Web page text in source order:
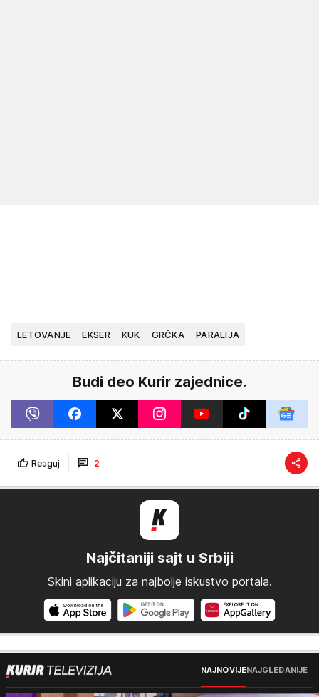
LETOVANJE EKSER KUK GRČKA PARALIJA
Budi deo Kurir zajednice.
Reaguj 2
Najčitaniji sajt u Srbiji
Skini aplikaciju za najbolje iskustvo portala.
NAJNOVIJENAJGLEDANIJE